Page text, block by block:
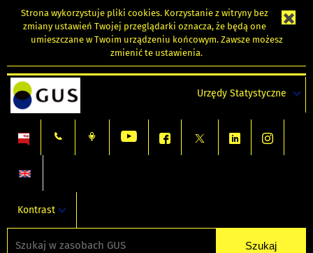
Strona wykorzystuje pliki cookies. Korzystanie z witryny bez
zmiany ustawień Twojej przeglądarki oznacza, że będą one
umieszczane w Twoim urządzeniu końcowym. Zawsze możesz
zmienić te ustawienia.
Urzędy Statystyczne
Kontrast